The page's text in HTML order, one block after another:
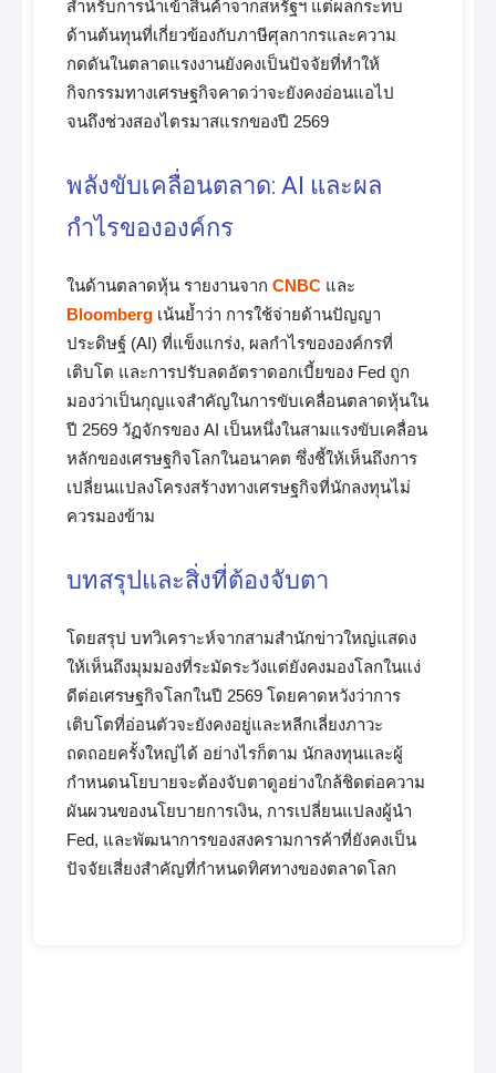
สำหรับการนำเข้าสินค้าจากสหรัฐฯ แต่ผลกระทบ
ด้านต้นทุนที่เกี่ยวข้องกับภาษีศุลกากรและความ
กดดันในตลาดแรงงานยังคงเป็นปัจจัยที่ทำให้
กิจกรรมทางเศรษฐกิจคาดว่าจะยังคงอ่อนแอไป
จนถึงช่วงสองไตรมาสแรกของปี 2569
พลังขับเคลื่อนตลาด: AI และผล
กำไรขององค์กร
ในด้านตลาดหุ้น รายงานจาก CNBC และ
Bloomberg เน้นย้ำว่า การใช้จ่ายด้านปัญญา
ประดิษฐ์ (AI) ที่แข็งแกร่ง, ผลกำไรขององค์กรที่
เติบโต และการปรับลดอัตราดอกเบี้ยของ Fed ถูก
มองว่าเป็นกุญแจสำคัญในการขับเคลื่อนตลาดหุ้นใน
ปี 2569 วัฏจักรของ AI เป็นหนึ่งในสามแรงขับเคลื่อน
หลักของเศรษฐกิจโลกในอนาคต ซึ่งชี้ให้เห็นถึงการ
เปลี่ยนแปลงโครงสร้างทางเศรษฐกิจที่นักลงทุนไม่
ควรมองข้าม
บทสรุปและสิ่งที่ต้องจับตา
โดยสรุป บทวิเคราะห์จากสามสำนักข่าวใหญ่แสดง
ให้เห็นถึงมุมมองที่ระมัดระวังแต่ยังคงมองโลกในแง่
ดีต่อเศรษฐกิจโลกในปี 2569 โดยคาดหวังว่าการ
เติบโตที่อ่อนตัวจะยังคงอยู่และหลีกเลี่ยงภาวะ
ถดถอยครั้งใหญ่ได้ อย่างไรก็ตาม นักลงทุนและผู้
กำหนดนโยบายจะต้องจับตาดูอย่างใกล้ชิดต่อความ
ผันผวนของนโยบายการเงิน, การเปลี่ยนแปลงผู้นำ
Fed, และพัฒนาการของสงครามการค้าที่ยังคงเป็น
ปัจจัยเสี่ยงสำคัญที่กำหนดทิศทางของตลาดโลก